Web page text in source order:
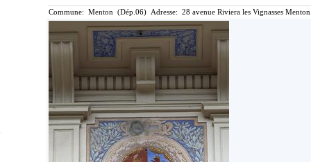
Commune: Menton (Dép.06) Adresse: 28 avenue Riviera les Vignasses